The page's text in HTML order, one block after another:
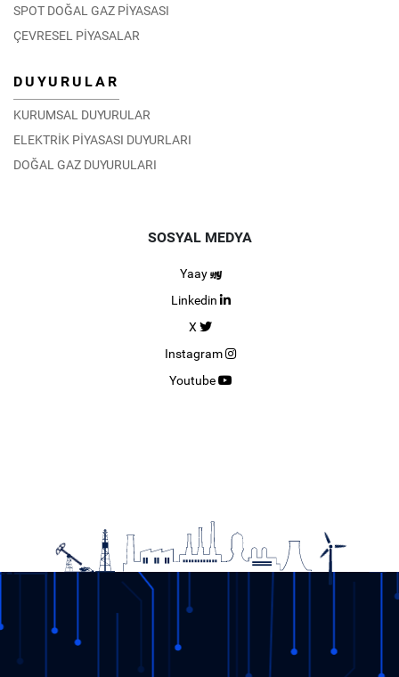
SPOT DOĞAL GAZ PİYASASI
ÇEVRESEL PİYASALAR
DUYURULAR
KURUMSAL DUYURULAR
ELEKTRİK PİYASASI DUYURLARI
DOĞAL GAZ DUYURULARI
SOSYAL MEDYA
Yaay
Linkedin
X
Instagram
Youtube